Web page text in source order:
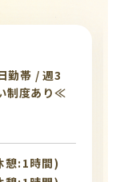
勤帯 / 週3
制度あり≪
:1時間)